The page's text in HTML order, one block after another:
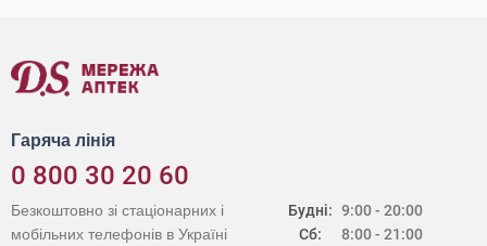
Гаряча лінія
0 800 30 20 60
Будні:
Сб:
9:00 - 20:00
8:00 - 21:00
Безкоштовно зі стаціонарних і
мобільних телефонів в Україні